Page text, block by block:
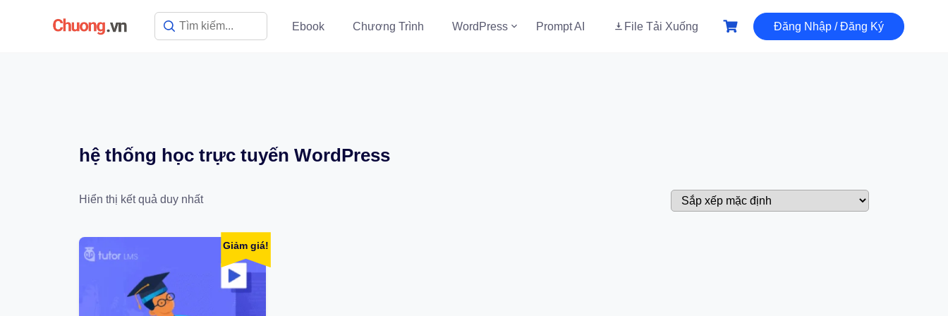
Ebook Chương Trình WordPress Prompt AI File Tải Xuống Đăng Nhập / Đăng Ký
hệ thống học trực tuyến WordPress
Hiển thị kết quả duy nhất
Giảm giá!